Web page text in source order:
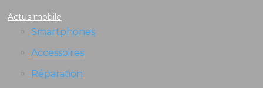
Actus mobile
Smartphones
Accessoires
Réparation